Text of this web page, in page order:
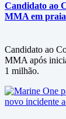
Candidato ao
MMA em
Candidato ao
MMA após
1 milhão.